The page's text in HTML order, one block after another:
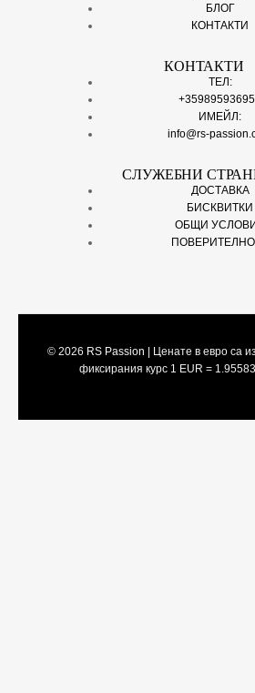
БЛОГ
КОНТАКТИ
КОНТАКТИ
ТЕЛ:
ИМЕЙЛ:
info@rs-
СЛУЖЕБНИ
ДОСТАВКА
БИСКВИТКИ
ОБЩИ
© 2026 RS Passion | Ценате в евро са
фиксирания курс 1 EUR =